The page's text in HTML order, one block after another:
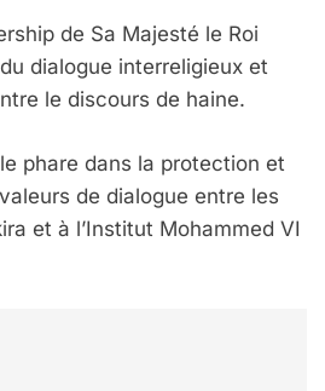
de Sa Majesté le Roi
dialogue interreligieux et
le discours de haine.
phare dans la protection et
de dialogue entre les
et à l’Institut Mohammed VI
MA JUDAÏTE Par